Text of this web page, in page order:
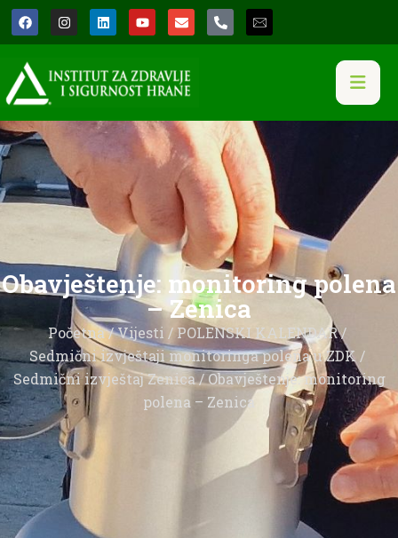
Obavještenje: monitoring polena
– Zenica
Početna/Vijesti /POLENSKI KALENDAR/
Sedmični izvještaji monitoringa polena u ZDK /
Sedmični izvještaj Zenica/ Obavještenje: monitoring
polena – Zenica